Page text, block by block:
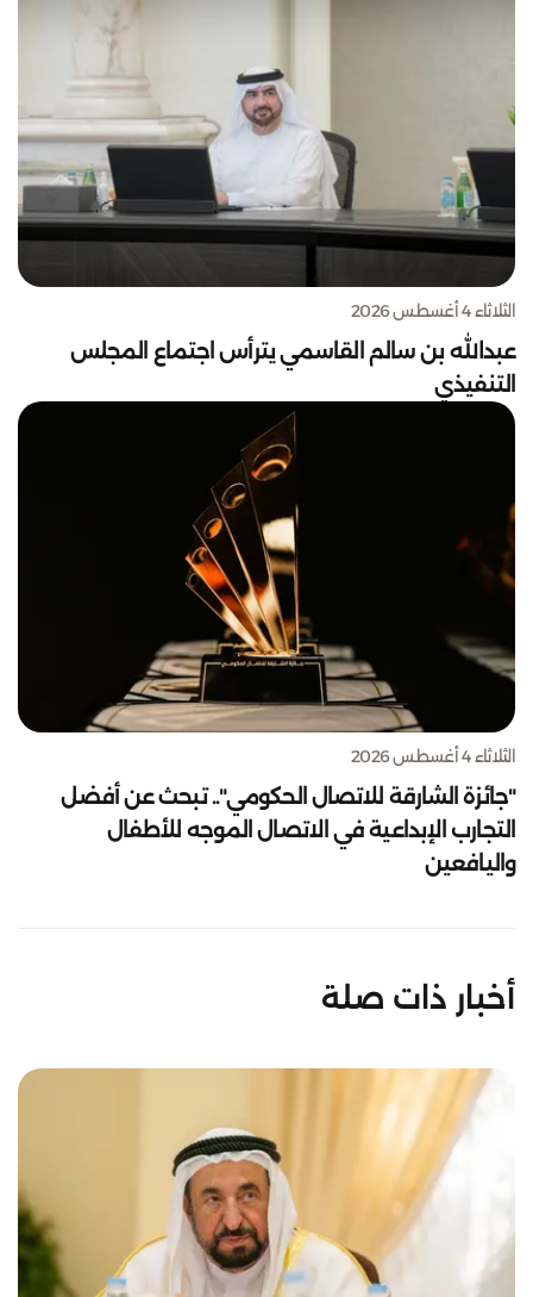
الثلاثاء 4 أغسطس 2026
عبدالله بن سالم القاسمي يترأس اجتماع المجلس
التنفيذي
الثلاثاء 4 أغسطس 2026
"جائزة الشارقة للاتصال الحكومي".. تبحث عن أفضل
التجارب الإبداعية في الاتصال الموجه للأطفال
واليافعين
أخبار ذات صلة